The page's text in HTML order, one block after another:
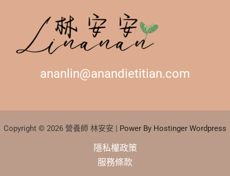
ananlin@anandietitian.com
Copyright © 2026 營養師 林安安 | Power By Hostinger Wordpress
隱私權政策
服務條款